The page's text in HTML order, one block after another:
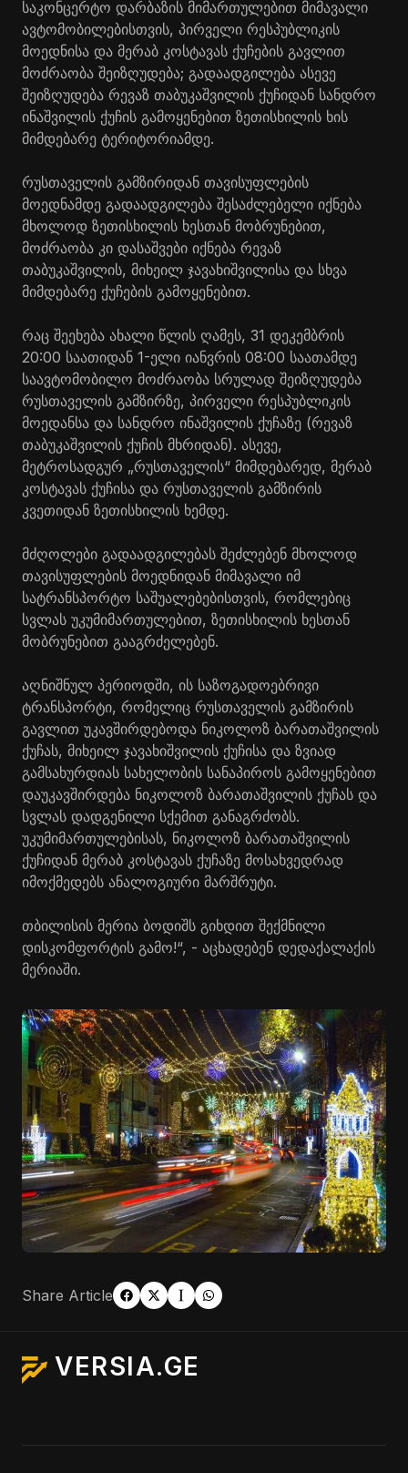
საკონცერტო დარბაზის მიმართულებით მიმავალი
ავტომობილებისთვის, პირველი რესპუბლიკის
მოედნისა და მერაბ კოსტავას ქუჩების გავლით
მოძრაობა შეიზღუდება; გადაადგილება ასევე
შეიზღუდება რევაზ თაბუკაშვილის ქუჩიდან სანდრო
ინაშვილის ქუჩის გამოყენებით ზეთისხილის ხის
მიმდებარე ტერიტორიამდე.
რუსთაველის გამზირიდან თავისუფლების
მოედნამდე გადაადგილება შესაძლებელი იქნება
მხოლოდ ზეთისხილის ხესთან მობრუნებით,
მოძრაობა კი დასაშვები იქნება რევაზ
თაბუკაშვილის, მიხეილ ჯავახიშვილისა და სხვა
მიმდებარე ქუჩების გამოყენებით.
რაც შეეხება ახალი წლის ღამეს, 31 დეკემბრის
20:00 საათიდან 1-ელი იანვრის 08:00 საათამდე
საავტომობილო მოძრაობა სრულად შეიზღუდება
რუსთაველის გამზირზე, პირველი რესპუბლიკის
მოედანსა და სანდრო ინაშვილის ქუჩაზე (რევაზ
თაბუკაშვილის ქუჩის მხრიდან). ასევე,
მეტროსადგურ „რუსთაველის“ მიმდებარედ, მერაბ
კოსტავას ქუჩისა და რუსთაველის გამზირის
კვეთიდან ზეთისხილის ხემდე.
მძღოლები გადაადგილებას შეძლებენ მხოლოდ
თავისუფლების მოედნიდან მიმავალი იმ
სატრანსპორტო საშუალებებისთვის, რომლებიც
სვლას უკუმიმართულებით, ზეთისხილის ხესთან
მობრუნებით გააგრძელებენ.
აღნიშნულ პერიოდში, ის საზოგადოებრივი
ტრანსპორტი, რომელიც რუსთაველის გამზირის
გავლით უკავშირდებოდა ნიკოლოზ ბარათაშვილის
ქუჩას, მიხეილ ჯავახიშვილის ქუჩისა და ზვიად
გამსახურდიას სახელობის სანაპიროს გამოყენებით
დაუკავშირდება ნიკოლოზ ბარათაშვილის ქუჩას და
სვლას დადგენილი სქემით განაგრძობს.
უკუმიმართულებისას, ნიკოლოზ ბარათაშვილის
ქუჩიდან მერაბ კოსტავას ქუჩაზე მოსახვედრად
იმოქმედებს ანალოგიური მარშრუტი.
თბილისის მერია ბოდიშს გიხდით შექმნილი
დისკომფორტის გამო!“, - აცხადებენ დედაქალაქის
მერიაში.
Share Article
VERSIA.GE